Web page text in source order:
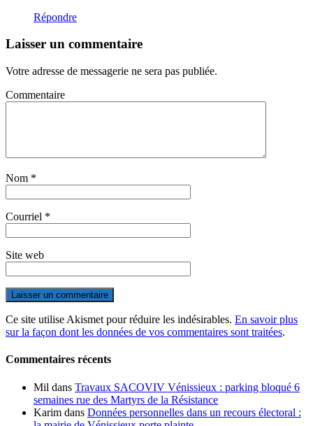
Répondre
Laisser un commentaire
Votre adresse de messagerie ne sera pas publiée.
Commentaire
Nom *
Courriel *
Site web
Ce site utilise Akismet pour réduire les indésirables. En savoir plus
sur la façon dont les données de vos commentaires sont traitées.
Commentaires récents
Mil dans Travaux SACOVIV Vénissieux : parking bloqué 6
semaines rue des Martyrs de la Résistance
Karim dans Données personnelles dans un recours électoral :